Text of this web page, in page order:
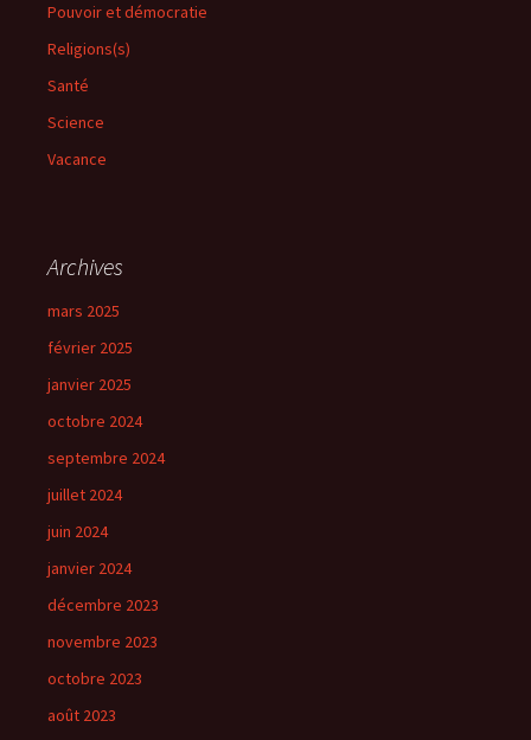
Pouvoir et démocratie
Religions(s)
Santé
Science
Vacance
Archives
mars 2025
février 2025
janvier 2025
octobre 2024
septembre 2024
juillet 2024
juin 2024
janvier 2024
décembre 2023
novembre 2023
octobre 2023
août 2023